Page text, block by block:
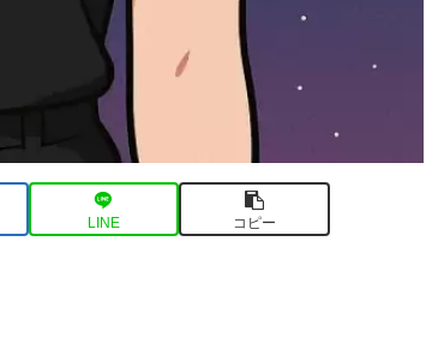
LINE コピー